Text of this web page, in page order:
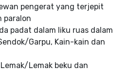
pengerat yang terjepit
paralon
padat dalam liku ruas dalam
Garpu, Kain-kain dan
Lemak beku dan